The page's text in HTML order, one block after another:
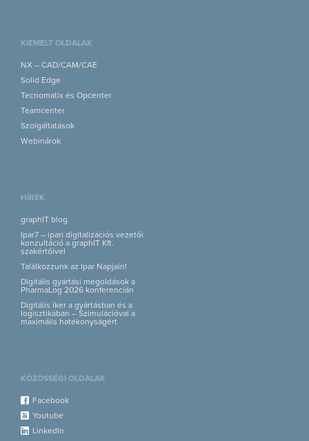
KIEMELT OLDALAK
NX – CAD/CAM/CAE
Solid Edge
Tecnomatix és Opcenter
Teamcenter
Szolgáltatások
Webinárok
HÍREK
graphIT blog
Ipar7 – ipari digitalizációs vezetői
konzultáció a graphIT Kft.
szakértőivel
Találkozzunk az Ipar Napjain!
Digitális gyártási megoldások a
PharmaLog 2026 konferencián
Digitális iker a gyártásban és a
logisztikában – Szimulációval a
maximális hatékonyságért
KÖZÖSSÉGI OLDALAK
Facebook
Youtube
LinkedIn